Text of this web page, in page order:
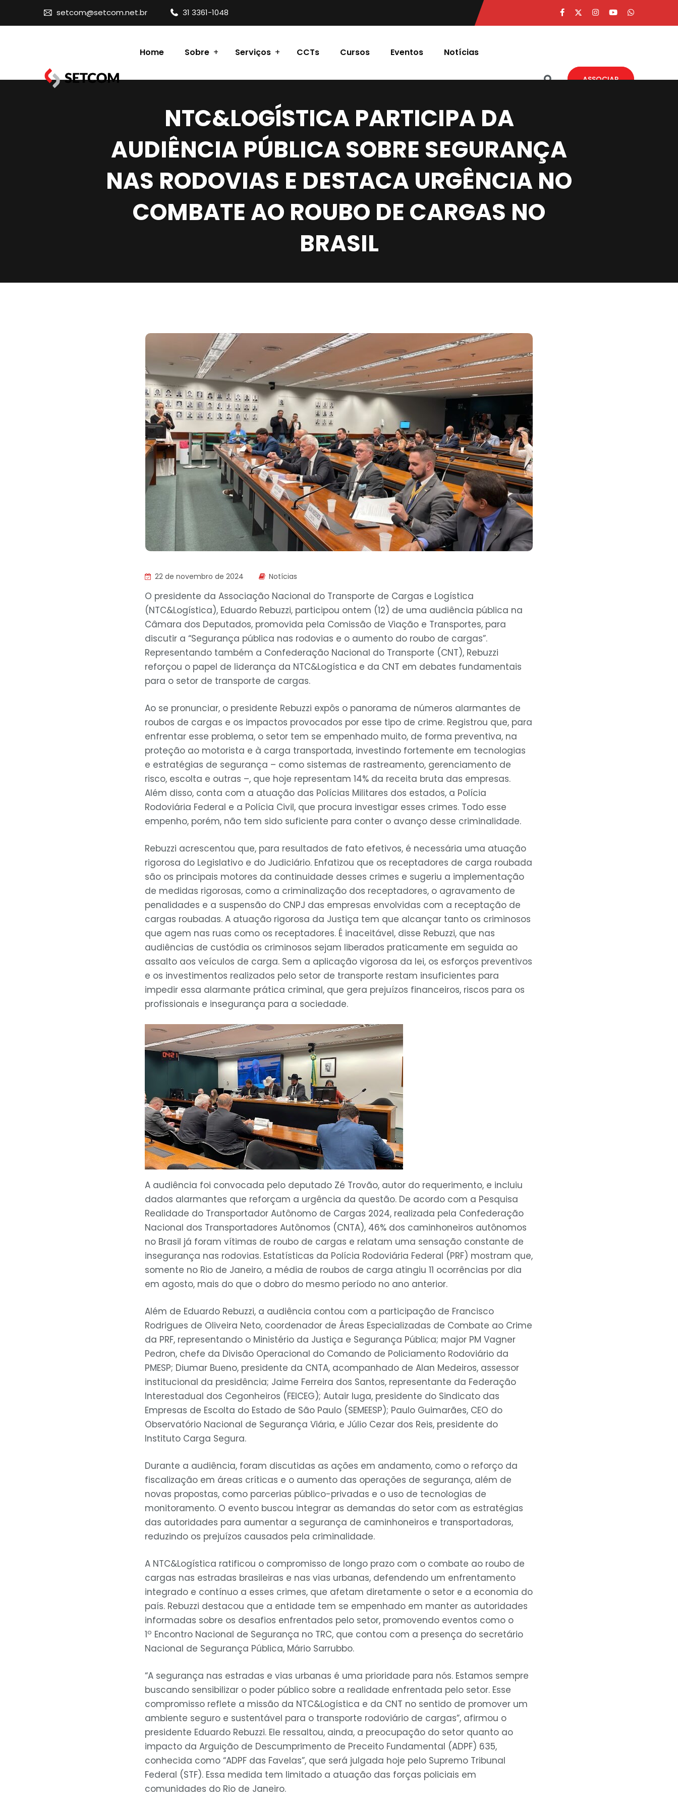
setcom@setcom.net.br 31 3361-1048
Home Sobre Serviços CCTs Cursos Eventos Notícias
ASSOCIAR
NTC&LOGÍSTICA PARTICIPA DA
AUDIÊNCIA PÚBLICA SOBRE SEGURANÇA
NAS RODOVIAS E DESTACA URGÊNCIA NO
COMBATE AO ROUBO DE CARGAS NO
BRASIL
22 de novembro de 2024 Notícias
O presidente da Associação Nacional do Transporte de Cargas e Logística
(NTC&Logística), Eduardo Rebuzzi, participou ontem (12) de uma audiência pública na
Câmara dos Deputados, promovida pela Comissão de Viação e Transportes, para
discutir a “Segurança pública nas rodovias e o aumento do roubo de cargas”.
Representando também a Confederação Nacional do Transporte (CNT), Rebuzzi
reforçou o papel de liderança da NTC&Logística e da CNT em debates fundamentais
para o setor de transporte de cargas.
Ao se pronunciar, o presidente Rebuzzi expôs o panorama de números alarmantes de
roubos de cargas e os impactos provocados por esse tipo de crime. Registrou que, para
enfrentar esse problema, o setor tem se empenhado muito, de forma preventiva, na
proteção ao motorista e à carga transportada, investindo fortemente em tecnologias
e estratégias de segurança – como sistemas de rastreamento, gerenciamento de
risco, escolta e outras –, que hoje representam 14% da receita bruta das empresas.
Além disso, conta com a atuação das Polícias Militares dos estados, a Polícia
Rodoviária Federal e a Polícia Civil, que procura investigar esses crimes. Todo esse
empenho, porém, não tem sido suficiente para conter o avanço desse criminalidade.
Rebuzzi acrescentou que, para resultados de fato efetivos, é necessária uma atuação
rigorosa do Legislativo e do Judiciário. Enfatizou que os receptadores de carga roubada
são os principais motores da continuidade desses crimes e sugeriu a implementação
de medidas rigorosas, como a criminalização dos receptadores, o agravamento de
penalidades e a suspensão do CNPJ das empresas envolvidas com a receptação de
cargas roubadas. A atuação rigorosa da Justiça tem que alcançar tanto os criminosos
que agem nas ruas como os receptadores. É inaceitável, disse Rebuzzi, que nas
audiências de custódia os criminosos sejam liberados praticamente em seguida ao
assalto aos veículos de carga. Sem a aplicação vigorosa da lei, os esforços preventivos
e os investimentos realizados pelo setor de transporte restam insuficientes para
impedir essa alarmante prática criminal, que gera prejuízos financeiros, riscos para os
profissionais e insegurança para a sociedade.
A audiência foi convocada pelo deputado Zé Trovão, autor do requerimento, e incluiu
dados alarmantes que reforçam a urgência da questão. De acordo com a Pesquisa
Realidade do Transportador Autônomo de Cargas 2024, realizada pela Confederação
Nacional dos Transportadores Autônomos (CNTA), 46% dos caminhoneiros autônomos
no Brasil já foram vítimas de roubo de cargas e relatam uma sensação constante de
insegurança nas rodovias. Estatísticas da Polícia Rodoviária Federal (PRF) mostram que,
somente no Rio de Janeiro, a média de roubos de carga atingiu 11 ocorrências por dia
em agosto, mais do que o dobro do mesmo período no ano anterior.
Além de Eduardo Rebuzzi, a audiência contou com a participação de Francisco
Rodrigues de Oliveira Neto, coordenador de Áreas Especializadas de Combate ao Crime
da PRF, representando o Ministério da Justiça e Segurança Pública; major PM Vagner
Pedron, chefe da Divisão Operacional do Comando de Policiamento Rodoviário da
PMESP; Diumar Bueno, presidente da CNTA, acompanhado de Alan Medeiros, assessor
institucional da presidência; Jaime Ferreira dos Santos, representante da Federação
Interestadual dos Cegonheiros (FEICEG); Autair Iuga, presidente do Sindicato das
Empresas de Escolta do Estado de São Paulo (SEMEESP); Paulo Guimarães, CEO do
Observatório Nacional de Segurança Viária, e Júlio Cezar dos Reis, presidente do
Instituto Carga Segura.
Durante a audiência, foram discutidas as ações em andamento, como o reforço da
fiscalização em áreas críticas e o aumento das operações de segurança, além de
novas propostas, como parcerias público-privadas e o uso de tecnologias de
monitoramento. O evento buscou integrar as demandas do setor com as estratégias
das autoridades para aumentar a segurança de caminhoneiros e transportadoras,
reduzindo os prejuízos causados pela criminalidade.
A NTC&Logística ratificou o compromisso de longo prazo com o combate ao roubo de
cargas nas estradas brasileiras e nas vias urbanas, defendendo um enfrentamento
integrado e contínuo a esses crimes, que afetam diretamente o setor e a economia do
país. Rebuzzi destacou que a entidade tem se empenhado em manter as autoridades
informadas sobre os desafios enfrentados pelo setor, promovendo eventos como o
1o Encontro Nacional de Segurança no TRC, que contou com a presença do secretário
Nacional de Segurança Pública, Mário Sarrubbo.
“A segurança nas estradas e vias urbanas é uma prioridade para nós. Estamos sempre
buscando sensibilizar o poder público sobre a realidade enfrentada pelo setor. Esse
compromisso reflete a missão da NTC&Logística e da CNT no sentido de promover um
ambiente seguro e sustentável para o transporte rodoviário de cargas”, afirmou o
presidente Eduardo Rebuzzi. Ele ressaltou, ainda, a preocupação do setor quanto ao
impacto da Arguição de Descumprimento de Preceito Fundamental (ADPF) 635,
conhecida como “ADPF das Favelas”, que será julgada hoje pelo Supremo Tribunal
Federal (STF). Essa medida tem limitado a atuação das forças policiais em
comunidades do Rio de Janeiro.